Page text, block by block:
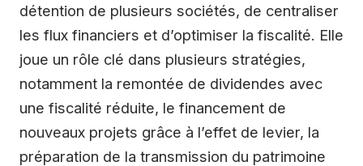
détention de plusieurs sociétés, de centraliser
les flux financiers et d’optimiser la fiscalité. Elle
joue un rôle clé dans plusieurs stratégies,
notamment la remontée de dividendes avec
une fiscalité réduite, le financement de
nouveaux projets grâce à l’effet de levier, la
préparation de la transmission du patrimoine